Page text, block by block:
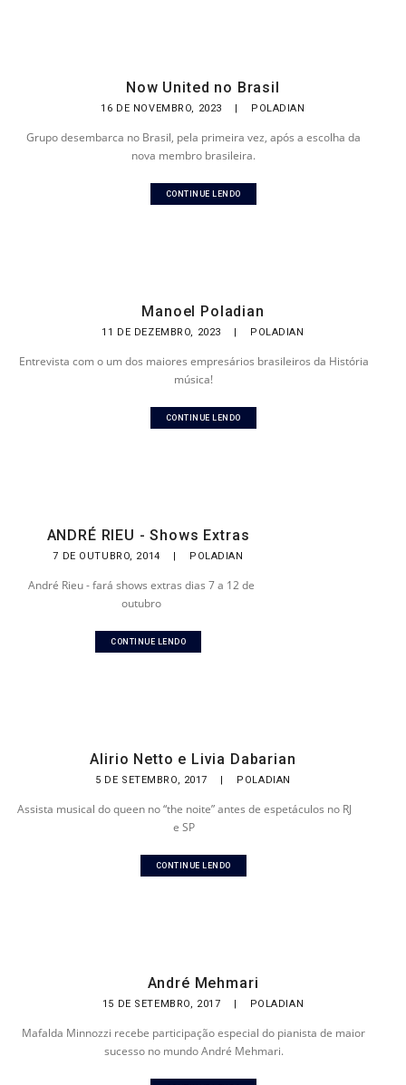
Now United no Brasil
16 DE NOVEMBRO, 2023 | POLADIAN
Grupo desembarca no Brasil, pela primeira vez, após a escolha da
nova membro brasileira.
CONTINUE LENDO
Manoel Poladian
11 DE DEZEMBRO, 2023 | POLADIAN
Entrevista com o um dos maiores empresários brasileiros da História
música!
CONTINUE LENDO
ANDRÉ RIEU - Shows Extras
7 DE OUTUBRO, 2014 | POLADIAN
André Rieu - fará shows extras dias 7 a 12 de
outubro
CONTINUE LENDO
Alirio Netto e Livia Dabarian
5 DE SETEMBRO, 2017 | POLADIAN
Assista musical do queen no “the noite” antes de espetáculos no RJ
e SP
CONTINUE LENDO
André Mehmari
15 DE SETEMBRO, 2017 | POLADIAN
Mafalda Minnozzi recebe participação especial do pianista de maior
sucesso no mundo André Mehmari.